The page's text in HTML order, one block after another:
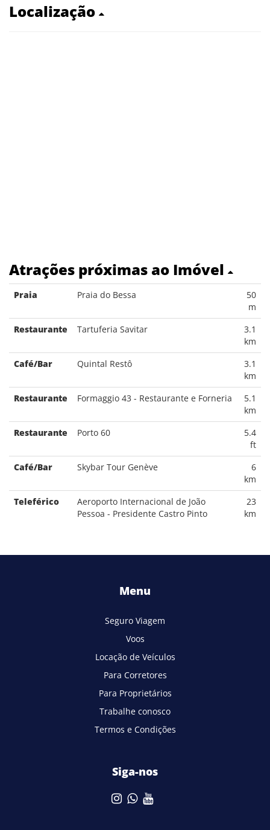
Localização
Atrações próximas ao Imóvel
Praia Praia do Bessa
50
m
Restaurante
Tartuferia Savitar
3.1
km
Café/Bar
Quintal Restô
3.1
km
Restaurante
Formaggio 43 - Restaurante e Forneria
5.1
km
Restaurante
Porto 60
5.4
ft
Café/Bar
Skybar Tour Genève
6
km
Teleférico
Aeroporto Internacional de João
Pessoa - Presidente Castro Pinto
23
km
Menu
Seguro Viagem
Voos
Locação de Veículos
Para Corretores
Para Proprietários
Trabalhe conosco
Termos e Condições
Siga-nos